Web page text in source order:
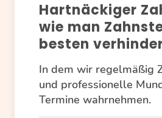
Hartnäckiger
wie man
besten
In dem wir regelmäßig
und professionelle
Termine wahrnehmen.